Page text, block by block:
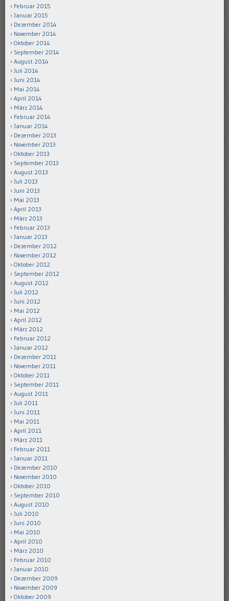
Februar 2015
Januar 2015
Dezember 2014
November 2014
Oktober 2014
September 2014
August 2014
Juli 2014
Juni 2014
Mai 2014
April 2014
März 2014
Februar 2014
Januar 2014
Dezember 2013
November 2013
Oktober 2013
September 2013
August 2013
Juli 2013
Juni 2013
Mai 2013
April 2013
März 2013
Februar 2013
Januar 2013
Dezember 2012
November 2012
Oktober 2012
September 2012
August 2012
Juli 2012
Juni 2012
Mai 2012
April 2012
März 2012
Februar 2012
Januar 2012
Dezember 2011
November 2011
Oktober 2011
September 2011
August 2011
Juli 2011
Juni 2011
Mai 2011
April 2011
März 2011
Februar 2011
Januar 2011
Dezember 2010
November 2010
Oktober 2010
September 2010
August 2010
Juli 2010
Juni 2010
Mai 2010
April 2010
März 2010
Februar 2010
Januar 2010
Dezember 2009
November 2009
Oktober 2009